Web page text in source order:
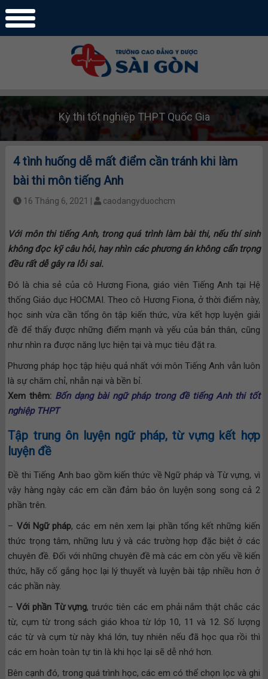
Kỳ thi tốt nghiệp THPT Quốc Gia
4 tình huống dễ mất điểm cần tránh khi làm
bài thi môn tiếng Anh
16 Tháng 6, 2021 | caodangyduochcm
Với môn thi tiếng Anh, trong quá trình làm bài thi, nếu thí sinh
không đọc kỹ câu hỏi, hay nhìn các phương án không cẩn trọng
đều rất dễ gây ra lỗi sai.
Đó là chia sẻ của cô Hương Fiona, giáo viên Tiếng Anh tại Hệ
thống Giáo dục HOCMAI. Theo cô Hương Fiona, ở thời điểm này,
học sinh vừa cần tổng ôn tập kiến thức, vừa kết hợp luyện giải
đề để thấy được những điểm mạnh và yếu của bản thân, cũng
như nhìn ra được năng lực hiện tại và mục tiêu đặt ra.
Phương pháp học tập hiệu quả nhất với môn Tiếng Anh vẫn luôn
là sự chăm chỉ, nhẫn nại và bền bỉ.
Xem thêm: Bốn dạng bài ngữ pháp trong đề tiếng Anh thi tốt
nghiệp THPT
Tập trung ôn luyện ngữ pháp, từ vựng kết hợp
luyện đề
Đề thi Tiếng Anh bao gồm kiến thức về Ngữ pháp và Từ vựng, vì
vậy hàng ngày các em cần đảm bảo ôn luyện song song cả 2
phần trên.
– Với Ngữ pháp, các em nên xem lại phần tổng kết những kiến
thức trọng tâm, những lưu ý và các trường hợp đặc biệt ở các
chuyên đề. Đối với những chuyên đề mà các em còn yếu về kiến
thức, hãy cố gắng học lại lý thuyết và luyện bài tập nhiều hơn ở
các phần này.
–Với phần Từ vựng, trước tiên các em phải nắm thật chắc các
từ, cụm từ trong sách giáo khoa từ lớp 10, 11 và 12. Số lượng
các từ và cụm từ này khá lớn, tuy nhiên nếu đã học qua rồi thì
các em hoàn toàn tự tin là khi học lại sẽ dễ nhớ hơn.
Bên cạnh đó, trong quá trình học, các em có thể chọn lọc và ghi